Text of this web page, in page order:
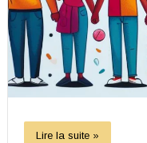
Lire la suite »